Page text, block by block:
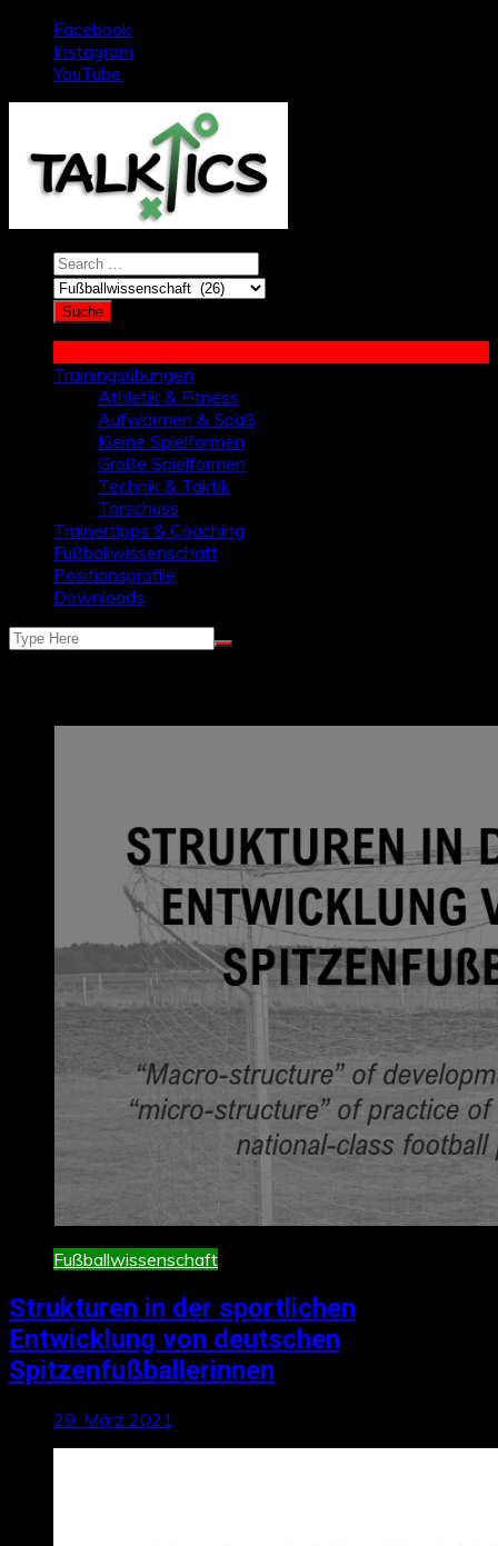
springen
Facebook
Instagram
YouTube
Trainingsübungen
Athletik & Fitness
Aufwärmen & Spaß
Kleine Spielformen
Große Spielformen
Technik & Taktik
Torschuss
Trainertipps & Coaching
Fußballwissenschaft
Positionsprofile
Downloads
Fußballwissenschaft
Strukturen in der sportlichen
Entwicklung von deutschen
Spitzenfußballerinnen
29. März 2021